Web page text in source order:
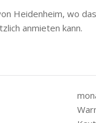
Heidenheim, wo
anmieten kann.